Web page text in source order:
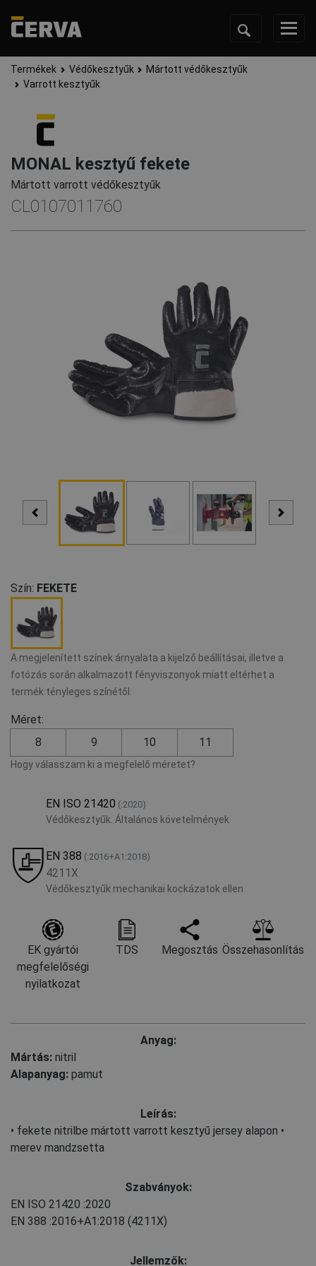
Termékek Védőkesztyűk
Mártott védőkesztyűk
Varrott kesztyűk
MONAL kesztyű fekete
Mártott varrott védőkesztyűk
CL0107011760
Szín: FEKETE
A megjelenített színek árnyalata a kijelző beállításai, illetve a
fotózás során alkalmazott fényviszonyok miatt eltérhet a
termék tényleges színétől.
Méret:
8
9 10 11
Hogy válasszam ki a megfelelő méretet?
EN ISO 21420 (:2020)
Védőkesztyűk. Általános követelmények
EN 388 (:2016+A1:2018)
4211X
Védőkesztyűk mechanikai kockázatok ellen
EK gyártói
megfelelőségi
nyilatkozat
TDS Megosztás Összehasonlítás
Anyag:
Mártás: nitril
Alapanyag: pamut
Leírás:
• fekete nitrilbe mártott varrott kesztyű jersey alapon •
merev mandzsetta
Szabványok:
EN ISO 21420 :2020
EN 388 :2016+A1:2018 (4211X)
Jellemzők: